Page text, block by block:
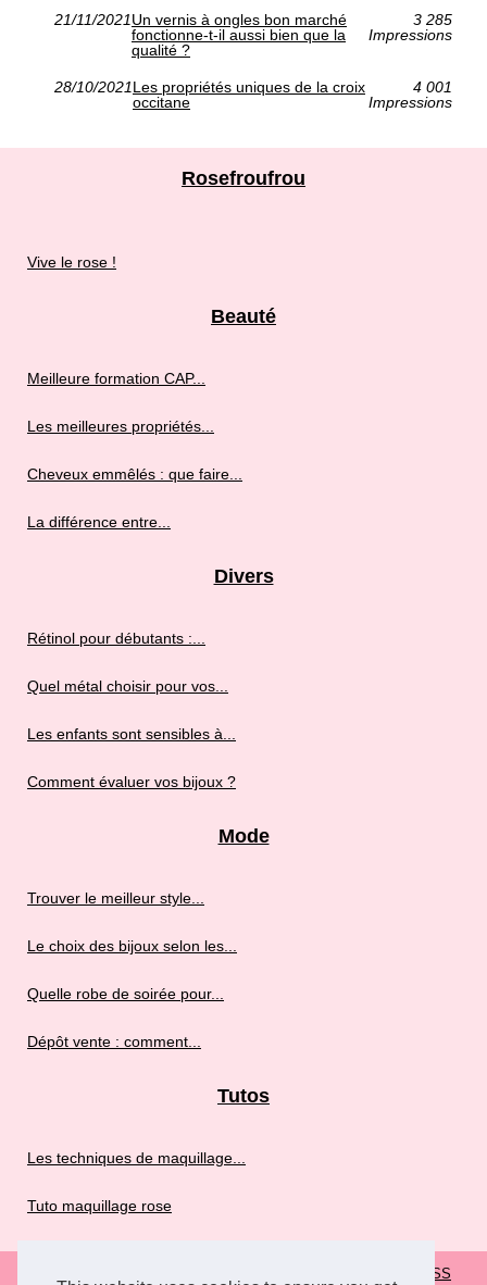
21/11/2021Un vernis à ongles bon marché
fonctionne-t-il aussi bien que la
qualité ?
3 285
Impressions
28/10/2021Les propriétés uniques de la croix
occitane
4 001
Impressions
Rosefroufrou
Vive le rose !
Beauté
Meilleure formation CAP...
Les meilleures propriétés...
Cheveux emmêlés : que faire...
La différence entre...
Divers
Rétinol pour débutants :...
Quel métal choisir pour vos...
Les enfants sont sensibles à...
Comment évaluer vos bijoux ?
Mode
Trouver le meilleur style...
Le choix des bijoux selon les...
Quelle robe de soirée pour...
Dépôt vente : comment...
Tutos
Les techniques de maquillage...
Tuto maquillage rose
RSS